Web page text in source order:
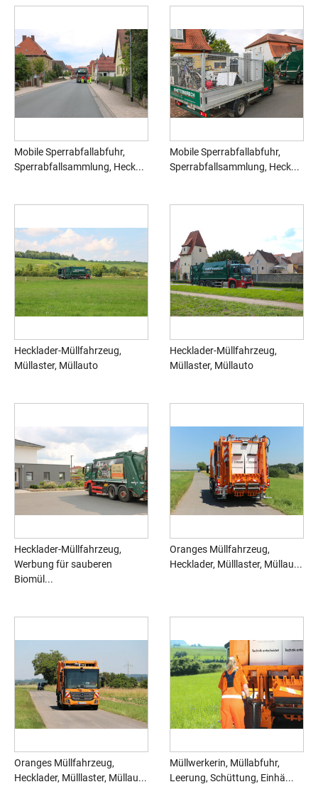
Mobile Sperrabfallabfuhr,
Sperrabfallsammlung, Heck...
Mobile Sperrabfallabfuhr,
Sperrabfallsammlung, Heck...
Hecklader-Müllfahrzeug,
Müllaster, Müllauto
Hecklader-Müllfahrzeug,
Müllaster, Müllauto
Hecklader-Müllfahrzeug,
Werbung für sauberen
Biomül...
Oranges Müllfahrzeug,
Hecklader, Mülllaster, Müllau...
Oranges Müllfahrzeug,
Hecklader, Mülllaster, Müllau...
Müllwerkerin, Müllabfuhr,
Leerung, Schüttung, Einhä...